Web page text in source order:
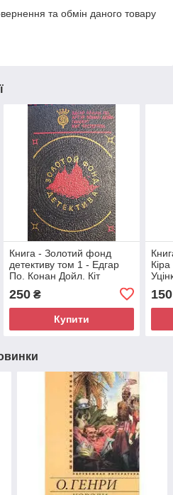
та обмін даного товару
Книга - Золотий фонд
детективу том 1 - Едгар
По. Конан Дойл. Кіт
романів (Б/У - Уцінка)
250₴
Купити
150